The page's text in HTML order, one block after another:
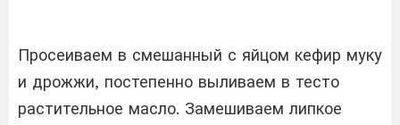
Просеиваем в смешанный с яйцом кефир муку
и дрожжи, постепенно выливаем в тесто
растительное масло. Замешиваем липкое